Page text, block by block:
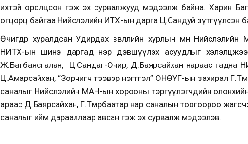
ихтэй оролцсон гэж эх сурвалжууд мэдээлж байна. Харин
огцорц байгаа Нийслэлийн ИТХ-ын дарга Ц.Сандуй зүтгүүлсэн
Өчигдөр хуралдсан Удирдах зөвлөлийн хурлын өмнө
НИТХ-ын шинэ даргад нэр дэвшүүлэх асуудлыг
Ж.Батбаясгалан, Ц.Сандаг-Очир, Д.Баярсайхан нараас гадна
Ц.Амарсайхан, “Зорчигч тээвэр нэгтгэл” ОНӨҮГ-ын захирал
саналыг Нийслэлийн МАН-ын хорооны тэргүүлэгчдийн
араас Д.Баярсайхан, Г.Төмөрбаатар нар саналын тоогоороо
саналыг ийм дарааллаар авсан гэж эх сурвалж мэдээлэв.